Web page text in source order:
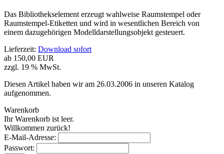
Das Bibliothekselement erzeugt wahlweise Raumstempel oder
Raumstempel-Etiketten und wird in wesentlichen Bereich von
einem dazugehörigen Modelldarstellungsobjekt gesteuert.
Lieferzeit: Download sofort
ab 150,00 EUR
zzgl. 19 % MwSt.
Diesen Artikel haben wir am 26.03.2006 in unseren Katalog
aufgenommen.
Warenkorb
Ihr Warenkorb ist leer.
Willkommen zurück!
E-Mail-Adresse:
Passwort: